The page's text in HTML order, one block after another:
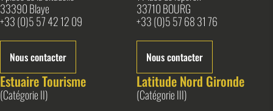
33390 Blaye
+33 (0)5 57 42 12 09
Nous contacter
33710 BOURG
+33 (0)5 57 68 31 76
Nous contacter
Estuaire Tourisme
(Catégorie II)
Latitude Nord Gironde
(Catégorie III)